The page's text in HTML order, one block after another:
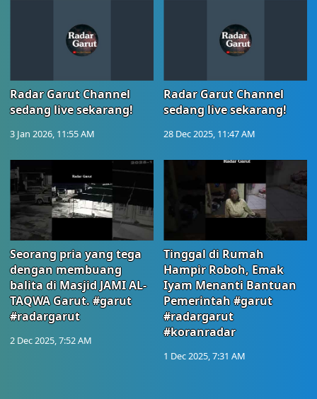
Radar Garut Channel
sedang live sekarang!
3 Jan 2026, 11:55 AM
Radar Garut Channel
sedang live sekarang!
28 Dec 2025, 11:47 AM
Seorang pria yang tega
dengan membuang
balita di Masjid JAMI AL-
TAQWA Garut. #garut
#radargarut
2 Dec 2025, 7:52 AM
Tinggal di Rumah
Hampir Roboh, Emak
Iyam Menanti Bantuan
Pemerintah #garut
#radargarut
#koranradar
1 Dec 2025, 7:31 AM